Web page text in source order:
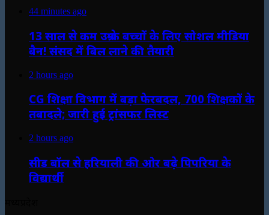
44 minutes ago
13 साल से कम उम्र के बच्चों के लिए सोशल मीडिया
बैन! संसद में बिल लाने की तैयारी
2 hours ago
CG शिक्षा विभाग में बड़ा फेरबदल, 700 शिक्षकों के
तबादले; जारी हुई ट्रांसफर लिस्ट
2 hours ago
सीड बॉल से हरियाली की ओर बढ़े पिपरिया के
विद्यार्थी